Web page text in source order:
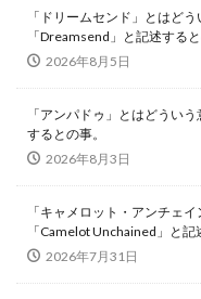
「ドリームセンド」とはど
「Dreamsend」と記述すると
2026年8月5日
「アンパドゥ」とはどうい
するとの事。
2026年8月3日
「キャメロット・アンチェ
「Camelot Unchained」と記
2026年7月31日